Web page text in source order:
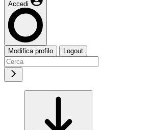
Accedi
Modifica profilo Logout